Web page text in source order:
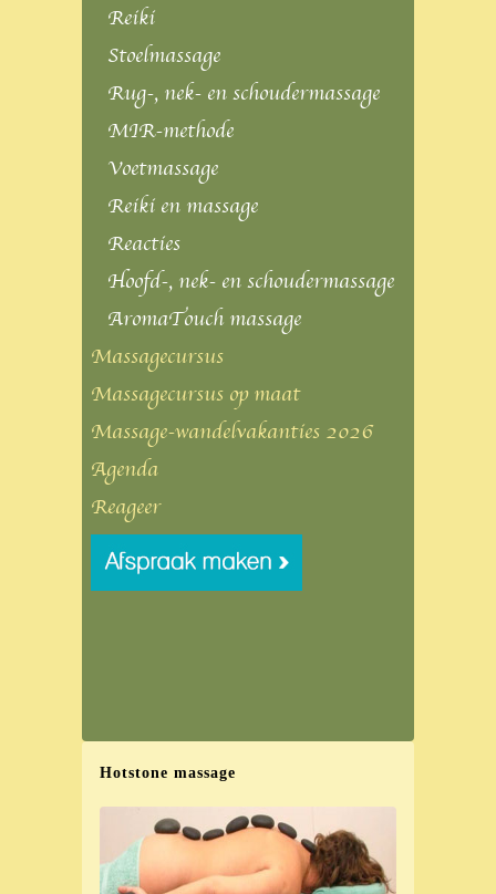
Reiki
Stoelmassage
Rug-, nek- en schoudermassage
MIR-methode
Voetmassage
Reiki en massage
Reacties
Hoofd-, nek- en schoudermassage
AromaTouch massage
Massagecursus
Massagecursus op maat
Massage-wandelvakanties 2026
Agenda
Reageer
Hotstone massage